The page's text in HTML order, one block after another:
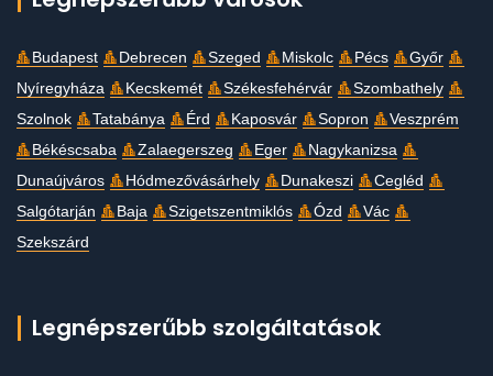
Budapest Debrecen Szeged Miskolc Pécs
Győr
Nyíregyháza
Kecskemét Székesfehérvár
Szombathely
Szolnok
Tatabánya Érd Kaposvár Sopron
Veszprém
Békéscsaba
Zalaegerszeg Eger
Nagykanizsa
Dunaújváros
Hódmezővásárhely Dunakeszi
Cegléd
Salgótarján
Baja Szigetszentmiklós Ózd
Vác
Szekszárd
Legnépszerűbb szolgáltatások